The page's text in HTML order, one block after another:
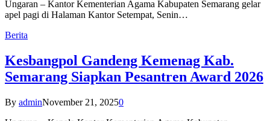
Ungaran – Kantor Kementerian Agama Kabupaten Semarang gelar
apel pagi di Halaman Kantor Setempat, Senin…
Berita
Kesbangpol Gandeng Kemenag Kab.
Semarang Siapkan Pesantren Award 2026
By adminNovember 21, 20250